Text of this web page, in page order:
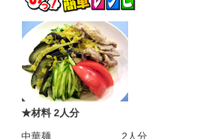
★材料 2人分
中華麺 2人分